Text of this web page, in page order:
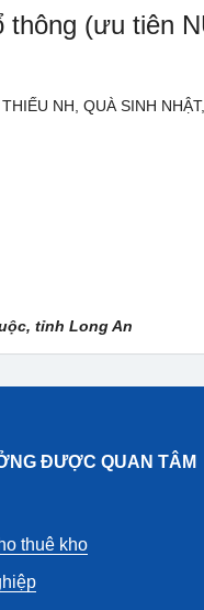
thông (ưu tiên
NH, QUÀ SINH
tỉnh Long An
ĐƯỢC QUAN TÂM
thuê kho